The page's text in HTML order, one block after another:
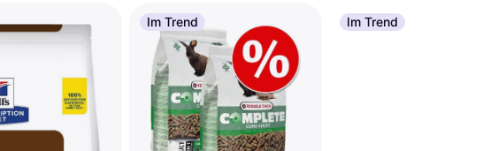
Im Trend Im Trend